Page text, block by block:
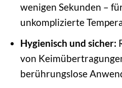
wenigen Sekunden –
unkomplizierte
Hygienisch und sicher:
von
berührungslose